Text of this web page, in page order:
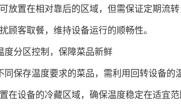
放置在相对靠后的区域，但需保证定期流
顾客取餐，维持设备运行的顺畅性。
度分区控制，保障菜品新鲜
同保存温度要求的菜品，需利用回转设备
在设备的冷藏区域，确保温度稳定在适宜